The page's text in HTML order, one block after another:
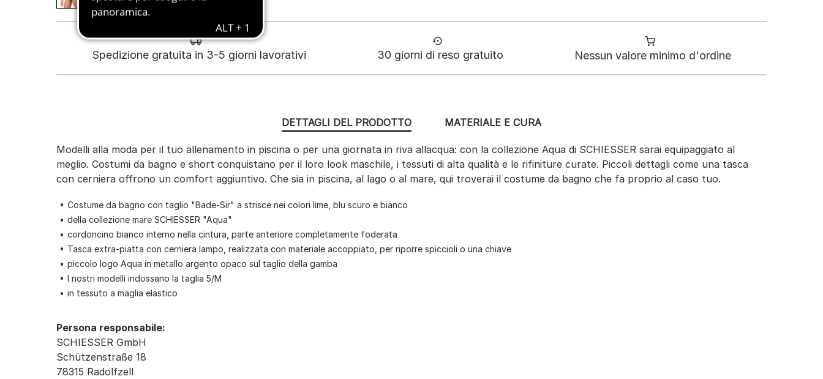
Spedizione gratuita in 3-5 giorni lavorativi 30 giorni di reso gratuito Nessun valore minimo d'ordine
DETTAGLI DEL PRODOTTO
Modelli alla moda per il tuo allenamento in piscina o per una giornata in riva allacqua: con la collezione Aqua di SCHIESSER sarai equipaggiato al
meglio. Costumi da bagno e short conquistano per il loro look maschile, i tessuti di alta qualità e le rifiniture curate. Piccoli dettagli come una tasca
con cerniera offrono un comfort aggiuntivo. Che sia in piscina, al lago o al mare, qui troverai il costume da bagno che fa proprio al caso tuo.
Costume da bagno con taglio "Bade-Sir" a strisce nei colori lime, blu scuro e bianco
della collezione mare SCHIESSER "Aqua"
cordoncino bianco interno nella cintura, parte anteriore completamente foderata
Tasca extra-piatta con cerniera lampo, realizzata con materiale accoppiato, per riporre spiccioli o una chiave
piccolo logo Aqua in metallo argento opaco sul taglio della gamba
I nostri modelli indossano la taglia 5/M
in tessuto a maglia elastico
Persona responsabile:
SCHIESSER GmbH
Schützenstraße 18
78315 Radolfzell
MATERIALE E CURA